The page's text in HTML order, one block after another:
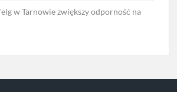
w Tarnowie zwiększy odporność na